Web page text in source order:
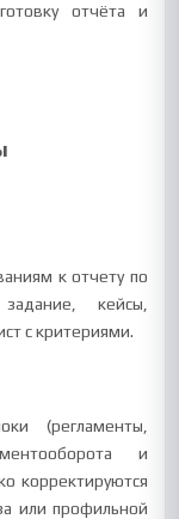
отчёта и
к отчету по
кейсы,
с критериями.
(регламенты,
и
корректируются
или профильной